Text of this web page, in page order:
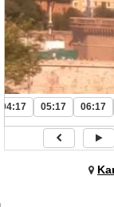
04:17 05:17 06:17